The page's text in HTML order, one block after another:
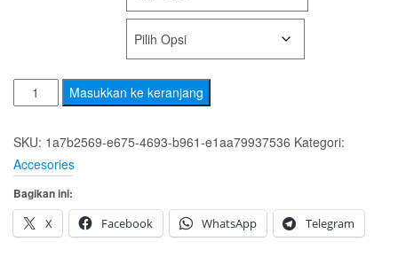
Rp 736.600
Kuantitas
Retevis
Walkie
Talkie
2pcs
Masukkan ke keranjang
SKU: 1a7b2569-e675-4693-b961-e1aa79937536 Kategori:
Accesories
Bagikan ini:
X
Facebook WhatsApp Telegram